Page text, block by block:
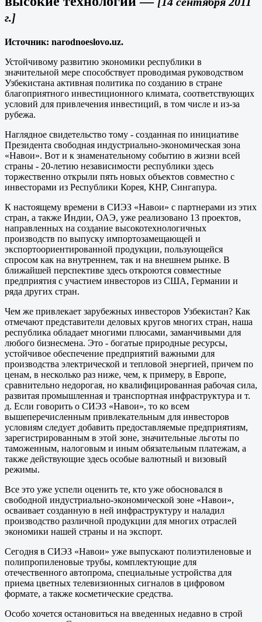
г.]
Источник: narodnoeslovo.uz.
Устойчивому развитию экономики республики в
значительной мере способствует проводимая руководством
Узбекистана активная политика по созданию в стране
благоприятного инвестиционного климата, соответствующих
условий для привлечения инвестиций, в том числе и из-за
рубежа.
Наглядное свидетельство тому - созданная по инициативе
Президента свободная индустриально-экономическая зона
«Навои». Вот и к знаменательному событию в жизни всей
страны - 20-летию независимости республики здесь
торжественно открыли пять новых объектов совместно с
инвесторами из Республики Корея, КНР, Сингапура.
К настоящему времени в СИЭЗ «Навои» с партнерами из этих
стран, а также Индии, ОАЭ, уже реализовано 13 проектов,
направленных на создание высокотехнологичных
производств по выпуску импортозамещающей и
экспортоориентированной продукции, пользующейся
спросом как на внутреннем, так и на внешнем рынке. В
ближайшей перспективе здесь откроются совместные
предприятия с участием инвесторов из США, Германии и
ряда других стран.
Чем же привлекает зарубежных инвесторов Узбекистан? Как
отмечают представители деловых кругов многих стран, наша
республика обладает многими плюсами, заманчивыми для
любого бизнесмена. Это - богатые природные ресурсы,
устойчивое обеспечение предприятий важными для
производства электрической и тепловой энергией, причем по
ценам, в несколько раз ниже, чем, к примеру, в Европе,
сравнительно недорогая, но квалифицированная рабочая сила,
развитая промышленная и транспортная инфраструктура и т.
д. Если говорить о СИЭЗ «Навои», то ко всем
вышеперечисленным привлекательным для инвесторов
условиям следует добавить предоставляемые предприятиям,
зарегистрированным в этой зоне, значительные льготы по
таможенным, налоговым и иным обязательным платежам, а
также действующие здесь особые валютный и визовый
режимы.
Все это уже успели оценить те, кто уже обосновался в
свободной индустриально-экономической зоне «Навои»,
осваивает созданную в ней инфраструктуру и наладил
производство различной продукции для многих отраслей
экономики нашей страны и на экспорт.
Сегодня в СИЭЗ «Навои» уже выпускают полиэтиленовые и
полипропиленовые трубы, комплектующие для
отечественного автопрома, специальные устройства для
приема цветных телевизионных сигналов в цифровом
формате, а также косметические средства.
Особо хочется остановиться на введенных недавно в строй